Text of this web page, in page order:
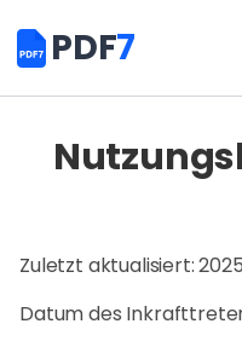
PDF7
Zuletzt aktualisiert:
Datum des